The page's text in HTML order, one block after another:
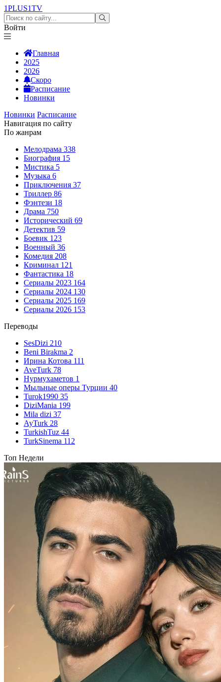
1PLUS1TV
Войти
Главная
2025
2026
Скоро
Расписание
Новинки
Новинки Расписание
Навигация по сайту
По жанрам
Мелодрама 338
Биография 15
Мистика 5
Музыка 6
Приключения 37
Триллер 86
Фэнтези 18
Драма 750
Исторический 69
Детектив 59
Боевик 123
Военный 36
Комедия 208
Криминал 121
Фантастика 18
Сериалы 2023 164
Сериалы 2024 130
Сериалы 2025 169
Сериалы 2026 153
Переводы
SesDizi 210
Beni Birakma 2
Ирина Котова 111
AveTurk 78
Нурмухаметов 1
Мыльные оперы Турции 40
Turok1990 35
DiziMania 199
Mila dizi 37
AyTurk 28
TurkishTuz 44
TurkSinema 112
Топ Недели